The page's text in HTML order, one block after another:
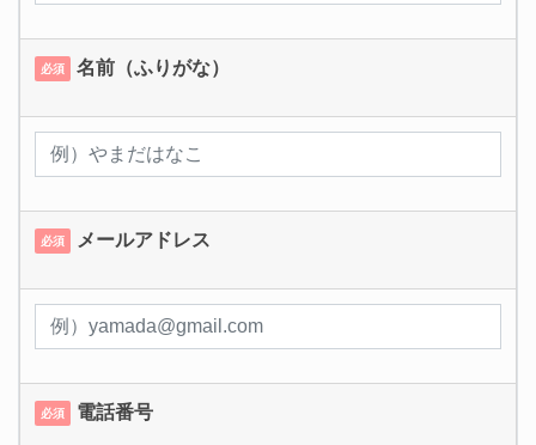
必須 名前（ふりがな）
必須 メールアドレス
必須 電話番号